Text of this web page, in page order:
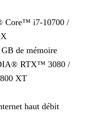
Core™ i7-10700 /
de mémoire
RTX™ 3080 /
XT
haut débit